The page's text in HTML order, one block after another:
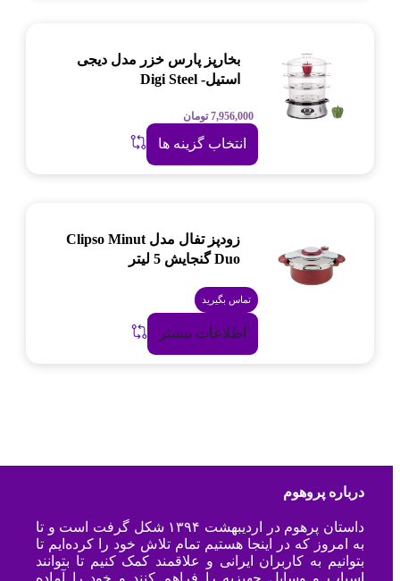
بخارپز پارس خزر مدل دیجی
استیل- Digi Steel
7,956,000 تومان
انتخاب گزینه ها
زودپز تفال مدل Clipso Minut
Duo گنجایش 5 لیتر
تماس بگیرید
اطلاعات بیشتر
درباره پروهوم
داستان پرهوم در اردیبهشت ۱۳۹۴ شکل گرفت است و تا
به امروز که در اینجا هستیم تمام تلاش خود را کرده‌ایم تا
بتوانیم به کاربران ایرانی و علاقمند کمک کنیم تا بتوانند
اسباب و وسایل جهیزیه را فراهم کنند و خود را آماده